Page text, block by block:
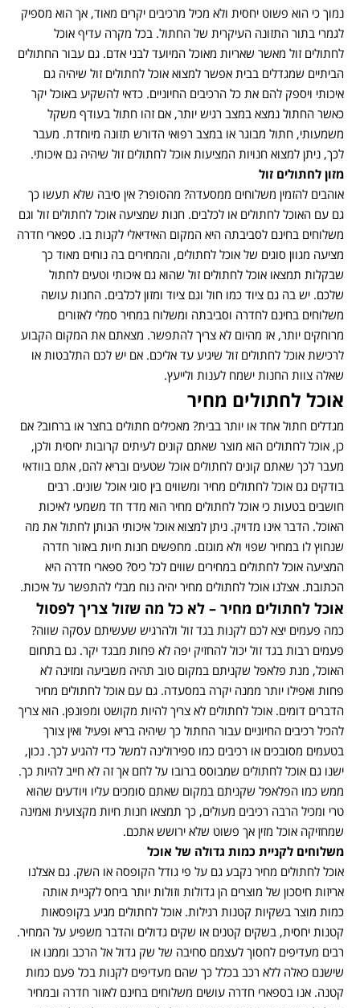
נמוך כי הוא פשוט יחסית ולא מכיל מרכיבים יקרים מאוד, אך הוא מספיק
לגמרי בתור התזונה העיקרית של החתול. בכל מקרה עדיף אוכל
לחתולים זול מאשר שאריות מאוכל המיועד לבני אדם. גם עבור החתולים
הביתיים שמגדלים בבית אפשר למצוא אוכל לחתולים זול שיהיה גם
איכותי ויספק להם את כל הרכיבים החיוניים. כדאי להשקיע באוכל יקר
כאשר החתול נמצא במצב רגיש יותר, אם זהו חתול בעודף משקל
משמעותי, חתול מבוגר או במצב רפואי הדורש תזונה מיוחדת. מעבר
לכך, ניתן למצוא חנויות המציעות אוכל לחתולים זול שיהיה גם איכותי.
מזון לחתולים זול
אוהבים להזמין משלוחים ממסעדה? מהסופר? אין סיבה שלא תעשו כך
גם עם האוכל לחתולים או לכלבים. חנות שמציעה אוכל לחתולים זול וגם
משלוחים בחינם לסביבתה היא המקום האידיאלי לקנות בו. ספארי חדרה
מציעה מגוון סוגים של אוכל לחתולים, והמחירים בה נוחים מאוד כך
שבקלות תמצאו אוכל לחתולים זול שהוא גם איכותי וטעים לחתול
שלכם. יש בה גם ציוד כמו חול וגם ציוד ומזון לכלבים. החנות עושה
משלוחים בחינם לחדרה וסביבתה ומשלוח במחיר סמלי לאזורים
מרוחקים יותר, אז מהיום לא צריך להתפשר. מצאתם את המקום הקבוע
לרכישת אוכל לחתולים זול שיגיע עד אליכם. אם יש לכם התלבטות או
שאלה צוות החנות ישמח לענות ולייעץ.
אוכל לחתולים מחיר
מגדלים חתול אחד או יותר בבית? מאכילים חתולים בחצר או ברחוב? אם
כן, אוכל לחתולים הוא מוצר שאתם קונים לעיתים קרובות יחסית ולכן,
מעבר לכך שאתם קונים לחתולים אוכל שטעים ובריא להם, אתם בוודאי
בודקים גם אוכל לחתולים מחיר ומשווים בין סוגי אוכל שונים. רבים
חושבים בטעות כי אוכל לחתולים מחיר הוא מדד חד משמעי לאיכות
האוכל. הדבר אינו מדויק. ניתן למצוא אוכל איכותי הנותן לחתול את מה
שנחוץ לו במחיר שפוי ולא מוגזם. מחפשים חנות חיות באזור חדרה
המציעה אוכל לחתולים במחירים שווים לכל כיס? ספארי חדרה היא
הכתובת. אצלנו אוכל לחתולים מחיר יהיה נוח מבלי להתפשר על איכות.
אוכל לחתולים מחיר – לא כל מה שזול צריך לפסול
כמה פעמים יצא לכם לקנות בגד זול ולהרגיש שעשיתם עסקה שווה?
פעמים רבות בגד זול יכול להחזיק יפה לא פחות מבגד יקר. גם בתחום
האוכל, מנת פלאפל שקניתם במקום טוב תהיה משביעה ומזינה לא
פחות ואפילו יותר ממנה יקרה במסעדה. גם עם אוכל לחתולים מחיר
הדברים דומים. אוכל לחתולים לא צריך להיות מקושט ומפונפן. הוא צריך
להכיל רכיבים החיוניים עבור החתול כך שיהיה בריא ופעיל ואין צורך
בטעמים מסובכים או רכיבים כמו ספירולינה למשל כדי להגיע לכך. נכון,
ישנו גם אוכל לחתולים שמבוסס ברובו על לחם אך זה לא חייב להיות כך.
ממש כמו הפלאפל שקניתם במקום שאתם סומכים עליו ויודעים שהוא
טרי ומכיל הרבה רכיבים מעולים, כך תמצאו חנות חיות מקצועית ואמינה
שמחזיקה אוכל מזין אך פשוט שלא ירושש אתכם.
משלוחים לקניית כמות גדולה של אוכל
אוכל לחתולים מחיר נקבע גם על פי גודל הקופסה או השק. גם אצלנו
אריזות חיסכון של מוצרים הן גדולות וזולות יותר ביחס לקניית אותה
כמות מוצר בשקיות קטנות רגילות. אוכל לחתולים מגיע בקופסאות
קטנות יחסית, בשקים קטנים או שקים גדולים והדבר משפיע על המחיר.
רבים מעדיפים לחסוך לעצמם סחיבה של שק גדול אל הרכב וממנו או
שישנם כאלה ללא רכב בכלל כך שהם מעדיפים לקנות בכל פעם כמות
קטנה. אנו בספארי חדרה עושים משלוחים בחינם לאזור חדרה ובמחיר